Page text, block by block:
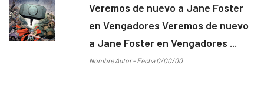
Veremos de nuevo a Jane Foster
en Vengadores Veremos de nuevo
a Jane Foster en Vengadores ...
Nombre Autor - Fecha 0/00/00